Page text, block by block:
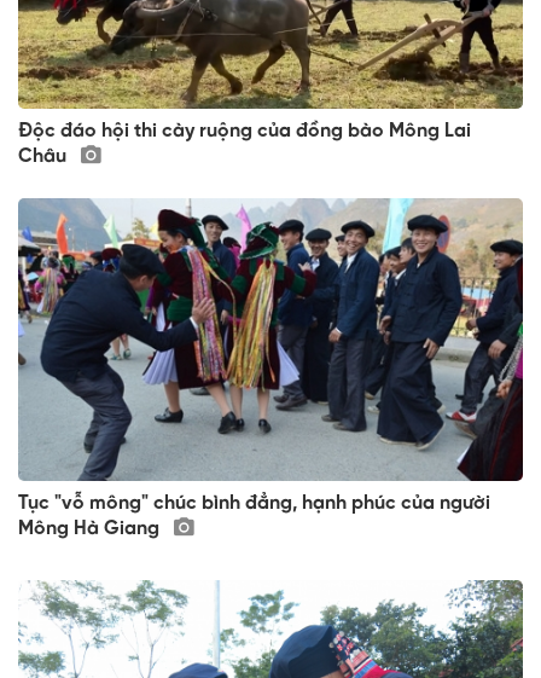
Độc đáo hội thi cày ruộng của đồng bào Mông Lai
Châu
Tục "vỗ mông" chúc bình đẳng, hạnh phúc của người
Mông Hà Giang